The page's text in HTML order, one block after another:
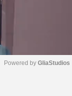
Powered by GliaStudios